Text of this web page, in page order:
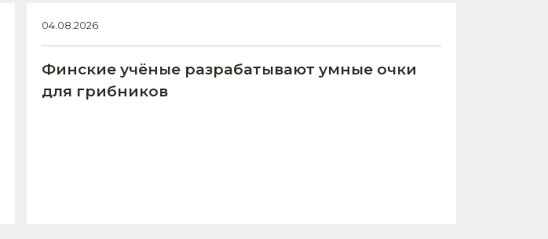
04.08.2026
Финские учёные разрабатывают умные очки
для грибников